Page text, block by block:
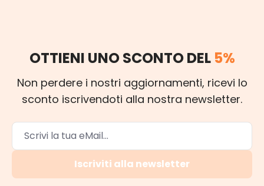
OTTIENI UNO SCONTO DEL 5%
Non perdere i nostri aggiornamenti, ricevi lo
sconto iscrivendoti alla nostra newsletter.
Iscriviti alla newsletter